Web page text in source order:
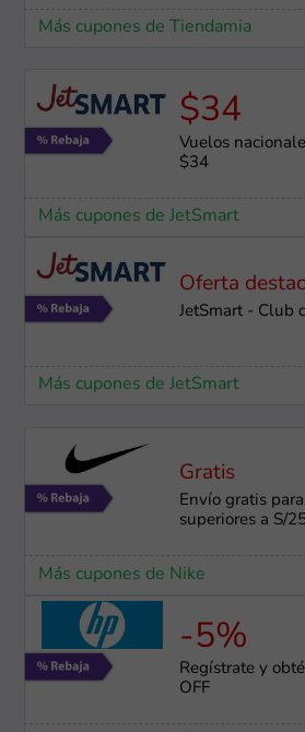
Más cupones de Tiendamia
$34
Vuelos
$34
Más cupones de JetSmart
Oferta
JetSmart - Club
Más cupones de JetSmart
Gratis
Envío gratis
superiores a S/
Más cupones de Nike
-5%
Regístrate y
OFF